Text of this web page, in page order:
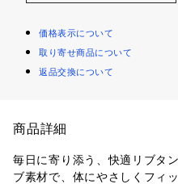
価格表示について
取り寄せ商品について
返品交換について
商品詳細
毎日に寄り添う、快適リブタ
ブ素材で、体にやさしくフィ